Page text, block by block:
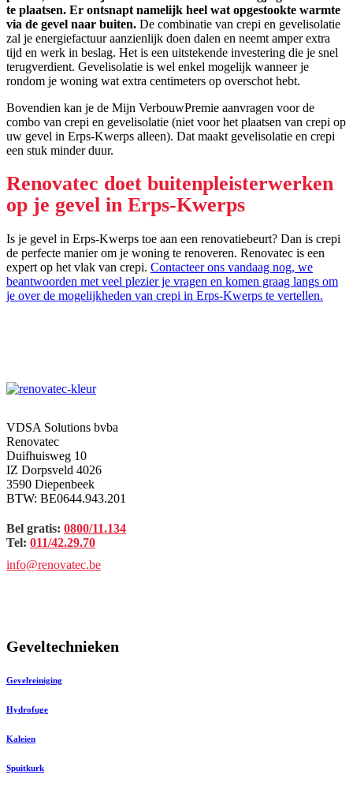
te plaatsen. Er ontsnapt namelijk heel wat opgestookte warmte
via de gevel naar buiten. De combinatie van crepi en gevelisolatie
zal je energiefactuur aanzienlijk doen dalen en neemt amper extra
tijd en werk in beslag. Het is een uitstekende investering die je snel
terugverdient. Gevelisolatie is wel enkel mogelijk wanneer je
rondom je woning wat extra centimeters op overschot hebt.
Bovendien kan je de Mijn VerbouwPremie aanvragen voor de
combo van crepi en gevelisolatie (niet voor het plaatsen van crepi op
uw gevel in Erps-Kwerps alleen). Dat maakt gevelisolatie en crepi
een stuk minder duur.
Renovatec doet buitenpleisterwerken
op je gevel in Erps-Kwerps
Is je gevel in Erps-Kwerps toe aan een renovatiebeurt? Dan is crepi
de perfecte manier om je woning te renoveren. Renovatec is een
expert op het vlak van crepi. Contacteer ons vandaag nog, we
beantwoorden met veel plezier je vragen en komen graag langs om
je over de mogelijkheden van crepi in Erps-Kwerps te vertellen.
VDSA Solutions bvba
Renovatec
Duifhuisweg 10
IZ Dorpsveld 4026
3590 Diepenbeek
BTW: BE0644.943.201
Bel gratis: 0800/11.134
Tel: 011/42.29.70
info@renovatec.be
Geveltechnieken
Gevelreiniging
Hydrofuge
Kaleien
Spuitkurk